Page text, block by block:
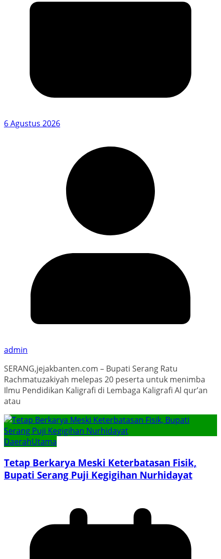
6 Agustus 2026
admin
SERANG,jejakbanten.com – Bupati Serang Ratu
Rachmatuzakiyah melepas 20 peserta untuk menimba
Ilmu Pendidikan Kaligrafi di Lembaga Kaligrafi Al qur’an
atau
DaerahUtama
Tetap Berkarya Meski Keterbatasan Fisik,
Bupati Serang Puji Kegigihan Nurhidayat